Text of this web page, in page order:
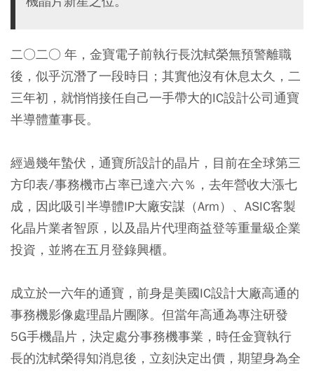
二○二○ 年，金寶電子前執行長沈軾榮無預警離職
後，似乎沉潛了一段時日；其實他沒有休息太久，二
三年初，就悄悄接任自己一手帶大的IC設計公司通寶
半導體董事長。
經過幾年蟄伏，通寶所設計的晶片，目前在全球第三
方印表∕事務機市占率已達六·六％，去年營收大漲七
成，因此吸引半導體IP大廠安謀（Arm）、ASIC客製
化晶片業者智原，以及晶片代理商益登等重量級企業
投資，並將在五月登錄興櫃。
成立於一六年的通寶，前身是美國IC設計大廠高通的
事務機影像處理晶片團隊。但當年高通為專注研發
5G手機晶片，決定處分事務機事業，時任金寶執行
長的沈軾榮得知消息後，立刻決定出價，期望身為全